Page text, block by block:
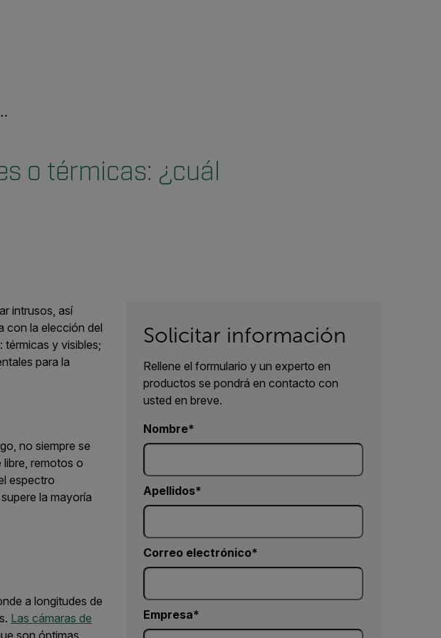
o térmicas: ¿cuál
intrusos, así
con la elección del
térmicas y visibles;
para la
no siempre se
libre, remotos o
espectro
e la mayoría
a longitudes de
Las cámaras de
son óptimas
Solicitar información
Rellene el formulario y un experto en
productos se pondrá en contacto con
usted en breve.
Nombre
Apellidos
Correo electrónico
Empresa